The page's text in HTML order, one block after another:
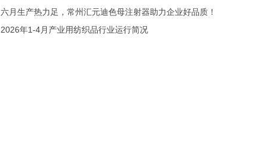
六月生产热力足，常州汇元迪色母注射器助力企业好品质！
2026年1-4月产业用纺织品行业运行简况